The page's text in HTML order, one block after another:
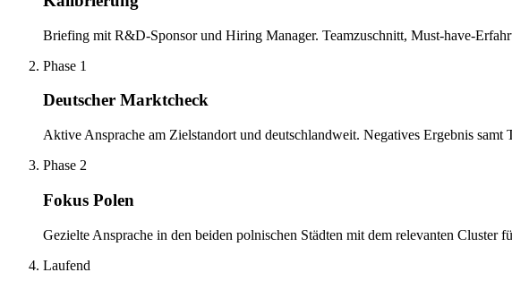
Briefing mit R&D-Sponsor und Hiring Manager. Teamzuschnitt, Must-have-
Phase 1
Deutscher Marktcheck
Aktive Ansprache am Zielstandort und deutschlandweit. Negatives Ergebnis samt
Phase 2
Fokus Polen
Gezielte Ansprache in den beiden polnischen Städten mit dem relevanten
Laufend